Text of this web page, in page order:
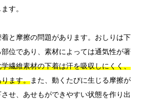
す。
と摩擦の問題があります。おしりは下
位であり、素材によっては通気性が著
繊維素材の下着は汗を吸収しにくく、
ます。また、動くたびに生じる摩擦が
せ、あせもができやすい状態を作り出